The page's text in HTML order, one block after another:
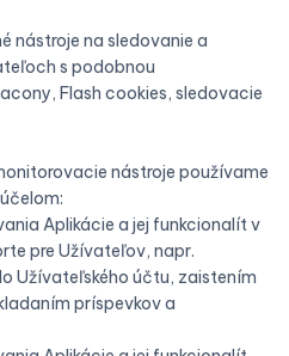
nástroje na sledovanie a
s podobnou
Flash cookies, sledovacie
nástroje používame
Aplikácie a jej funkcionalít v
pre Užívateľov, napr.
Užívateľského účtu, zaistením
príspevkov a